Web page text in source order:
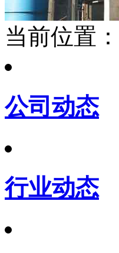
当前位置：
公司动态
行业动态